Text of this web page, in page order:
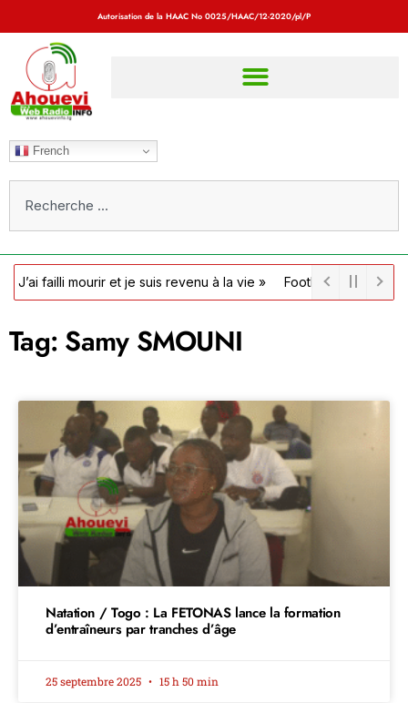
Autorisation de la HAAC No 0025/HAAC/12-2020/pl/P
French
mourir et je suis revenu à la vie » Football / Côte d’Ivoire :
Tag: Samy SMOUNI
Natation / Togo : La FETONAS lance la formation
d’entraîneurs par tranches d’âge
25 septembre 2025 15 h 50 min